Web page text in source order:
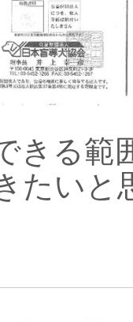
きる範
たいと